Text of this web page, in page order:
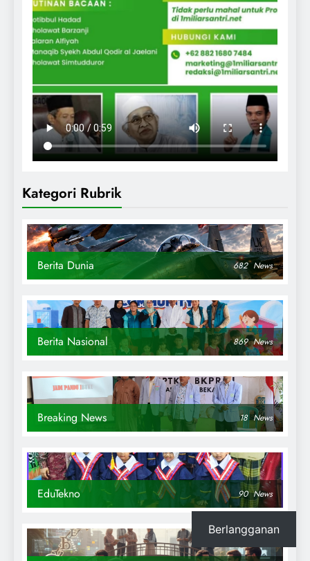
Kategori Rubrik
Berita Dunia 682 News
Berita Nasional 869 News
Breaking News 18 News
EduTekno 90 News
Berlangganan